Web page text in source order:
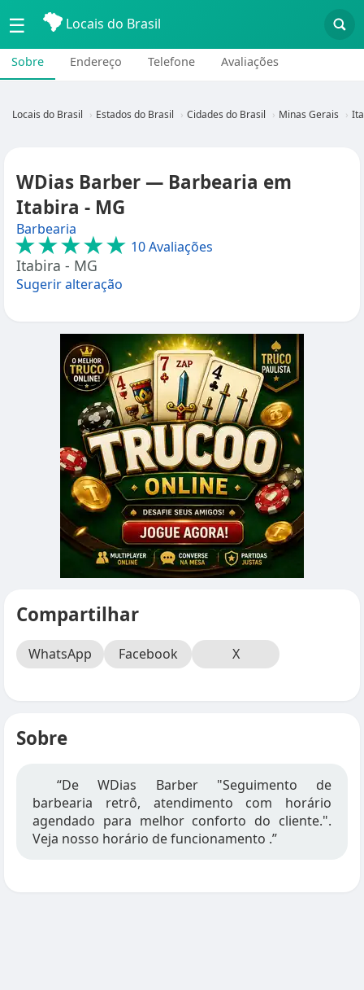
☰ Locais do Brasil
Sobre Endereço Telefone Avaliações
Locais do Brasil Estados do Brasil Cidades do Brasil Minas Gerais
WDias Barber — Barbearia em
Itabira - MG
Barbearia
★★★★★ 10 Avaliações
Itabira - MG
Sugerir alteração
Compartilhar
WhatsApp Facebook X
Sobre
“De WDias Barber "Seguimento de
barbearia retrô, atendimento com horário
agendado para melhor conforto do cliente.".
Veja nosso horário de funcionamento .”